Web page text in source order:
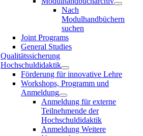
Nach
Modulhandbüchern
suchen
Joint Programs
General Studies
Qualitätssicherung
Hochschuldidaktik
Förderung für innovative Lehre
Workshops, Programm und
Anmeldung
Anmeldung für externe
Teilnehmende der
Hochschuldidaktik
Anmeldung Weitere